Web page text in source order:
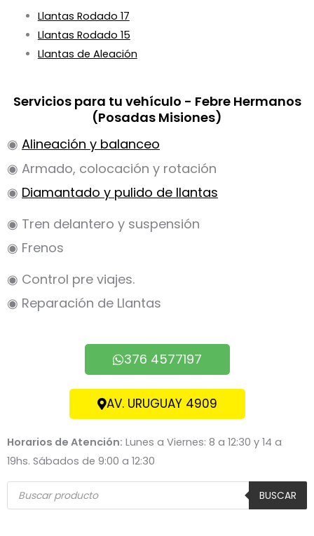
Llantas Rodado 17
Llantas Rodado 15
Llantas de Aleación
Servicios para tu vehículo - Febre Hermanos
(Posadas Misiones)
◉ Alineación y balanceo
◉ Armado, colocación y rotación
◉ Diamantado y pulido de llantas
◉ Tren delantero y suspensión
◉ Frenos
◉ Control pre viajes.
◉ Reparación de Llantas
376 4577197
AV. URUGUAY 4909
Horarios de Atención: Lunes a Viernes: 8 a 12:30 y 14 a
19hs. Sábados de 9:00 a 12:30
Búsqueda
de
productos
BUSCAR